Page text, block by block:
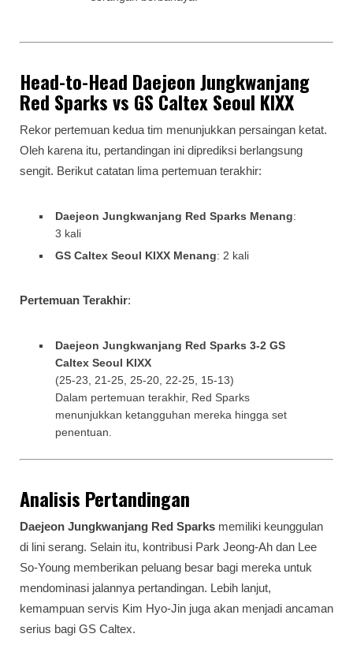
Head-to-Head Daejeon Jungkwanjang
Red Sparks vs GS Caltex Seoul KIXX
Rekor pertemuan kedua tim menunjukkan persaingan ketat.
Oleh karena itu, pertandingan ini diprediksi berlangsung
sengit. Berikut catatan lima pertemuan terakhir:
Daejeon Jungkwanjang Red Sparks Menang:
3 kali
GS Caltex Seoul KIXX Menang: 2 kali
Pertemuan Terakhir:
Daejeon Jungkwanjang Red Sparks 3-2 GS
Caltex Seoul KIXX
(25-23, 21-25, 25-20, 22-25, 15-13)
Dalam pertemuan terakhir, Red Sparks
menunjukkan ketangguhan mereka hingga set
penentuan.
Analisis Pertandingan
Daejeon Jungkwanjang Red Sparks memiliki keunggulan
di lini serang. Selain itu, kontribusi Park Jeong-Ah dan Lee
So-Young memberikan peluang besar bagi mereka untuk
mendominasi jalannya pertandingan. Lebih lanjut,
kemampuan servis Kim Hyo-Jin juga akan menjadi ancaman
serius bagi GS Caltex.